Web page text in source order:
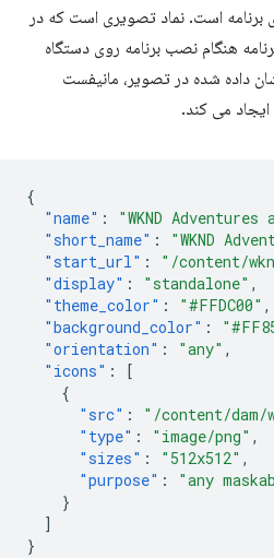
برنامه است. نماد تصویری است که در
هنگام نصب برنامه روی دستگاه
داده شده در تصویر، مانیفست
{
"name" : "WKND
"short_name" : "WKND
"start_url" : "/content/
"display" : "standalone" ,
"theme_color" : "#FFDC00" ,
"background_color" :
"orientation" : "any" ,
"icons" :
[
{
"src" : "/content/dam/
"type" : "image/png" ,
"sizes" : "512x512" ,
"purpose" :
"any
}
]
}